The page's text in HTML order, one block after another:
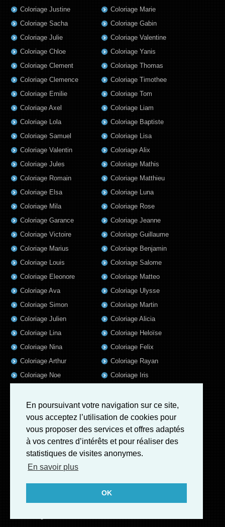
En poursuivant votre navigation sur ce site,
vous acceptez l’utilisation de cookies pour
vous proposer des services et offres adaptés
à vos centres d’intérêts et pour réaliser des
statistiques de visites anonymes.
En savoir plus
OK
Coloriage Justine
Coloriage Sacha
Coloriage Julie
Coloriage Chloe
Coloriage Clement
Coloriage Clemence
Coloriage Emilie
Coloriage Axel
Coloriage Lola
Coloriage Samuel
Coloriage Valentin
Coloriage Jules
Coloriage Romain
Coloriage Elsa
Coloriage Mila
Coloriage Garance
Coloriage Victoire
Coloriage Marius
Coloriage Louis
Coloriage Eleonore
Coloriage Ava
Coloriage Simon
Coloriage Julien
Coloriage Lina
Coloriage Nina
Coloriage Arthur
Coloriage Noe
Coloriage Marie
Coloriage Gabin
Coloriage Valentine
Coloriage Yanis
Coloriage Thomas
Coloriage Timothee
Coloriage Tom
Coloriage Liam
Coloriage Baptiste
Coloriage Lisa
Coloriage Alix
Coloriage Mathis
Coloriage Matthieu
Coloriage Luna
Coloriage Rose
Coloriage Jeanne
Coloriage Guillaume
Coloriage Benjamin
Coloriage Salome
Coloriage Matteo
Coloriage Ulysse
Coloriage Martin
Coloriage Alicia
Coloriage Heloïse
Coloriage Felix
Coloriage Rayan
Coloriage Iris
Coloriage Charles
Coloriage Oscar
Coloriage Agathe
Coloriage Quentin
Coloriage Pierre
Coloriage Fatoumata
Coloriage Adrien